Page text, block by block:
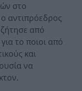
στο
αντιπρόεδρος
από
το ποιοι από
και
να